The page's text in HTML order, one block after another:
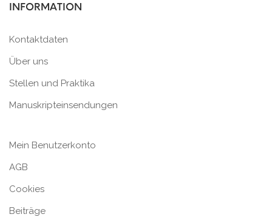
INFORMATION
Kontaktdaten
Über uns
Stellen und Praktika
Manuskripteinsendungen
Mein Benutzerkonto
AGB
Cookies
Beiträge